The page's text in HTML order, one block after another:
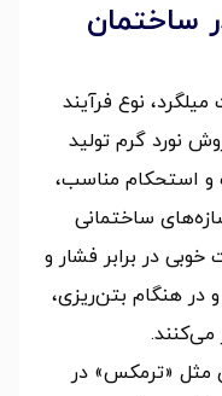
ساختمان
نوع فرآیند
نورد گرم تولید
و استحکام مناسب،
ساختمانی
در برابر فشار و
در هنگام بتن‌ریزی،
می‌کنند.
مثل «ترمکس» در